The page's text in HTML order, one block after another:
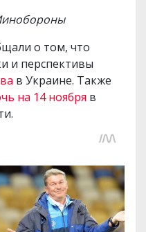
о том, что
и перспективы
в Украине. Также
на 14 ноября в